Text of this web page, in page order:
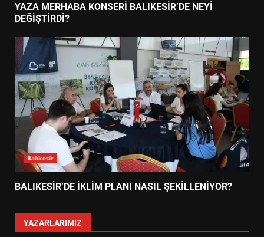
YAZA MERHABA KONSERİ BALIKESİR’DE NEYİ
DEĞİŞTİRDİ?
Balıkesir
BALIKESİR’DE İKLİM PLANI NASIL ŞEKİLLENİYOR?
YAZARLARIMIZ